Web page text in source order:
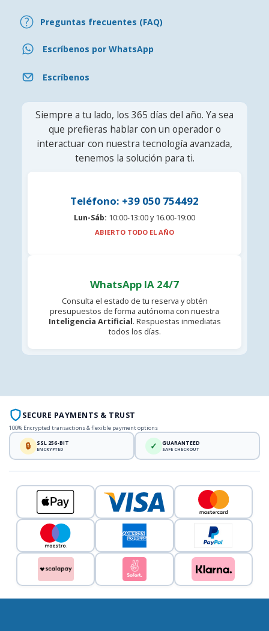
Preguntas frecuentes (FAQ)
Escríbenos por WhatsApp
Escríbenos
Siempre a tu lado, los 365 días del año. Ya sea
que prefieras hablar con un operador o
interactuar con nuestra tecnología avanzada,
tenemos la solución para ti.
Teléfono: +39 050 754492
Lun-Sáb: 10:00-13:00 y 16.00-19:00
ABIERTO TODO EL AÑO
WhatsApp IA 24/7
Consulta el estado de tu reserva y obtén
presupuestos de forma autónoma con nuestra
Inteligencia Artificial. Respuestas inmediatas
todos los días.
SECURE PAYMENTS & TRUST
100% Encrypted transactions & flexible payment options
🔒 SSL 256-BIT
ENCRYPTED ✓ GUARANTEED
SAFE CHECKOUT